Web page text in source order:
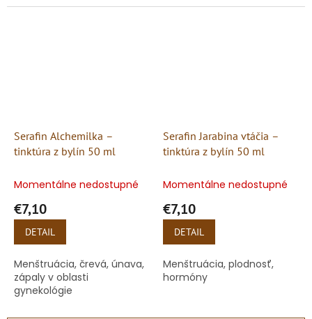
Serafin Alchemilka –
tinktúra z bylín 50 ml
Momentálne nedostupné
€7,10
DETAIL
Menštruácia, črevá, únava,
zápaly v oblasti
gynekológie
Serafin Jarabina vtáčia –
tinktúra z bylín 50 ml
Momentálne nedostupné
€7,10
DETAIL
Menštruácia, plodnosť,
hormóny